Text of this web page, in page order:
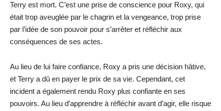
Terry est mort. C’est une prise de conscience pour Roxy, qui
était trop aveuglée par le chagrin et la vengeance, trop prise
par l’idée de son pouvoir pour s’arrêter et réfléchir aux
conséquences de ses actes.
Au lieu de lui faire confiance, Roxy a pris une décision hâtive,
et Terry a dû en payer le prix de sa vie. Cependant, cet
incident a également rendu Roxy plus confiante en ses
pouvoirs. Au lieu d’apprendre à réfléchir avant d’agir, elle risque